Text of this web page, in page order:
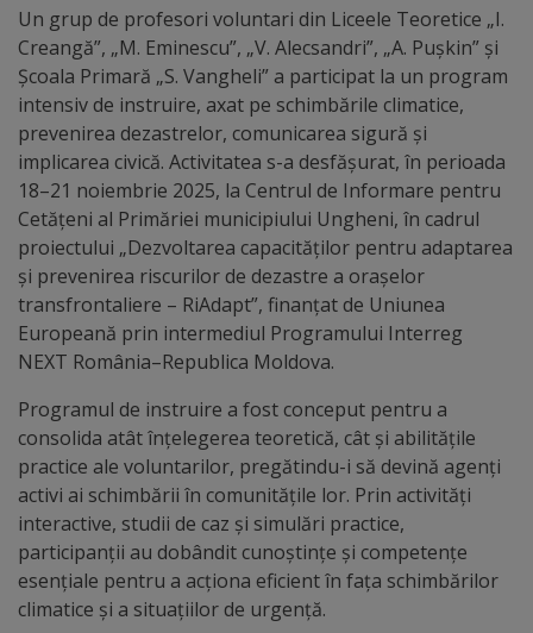
ai
titlului
„Merite
pentru
Ungheni”
Diplome
de
Excelență
Ungheniul
turistic
Obiective
turistice
Sculpturi
Un grup de profesori voluntari din Liceele Teoretice „I.
Creangă”, „M. Eminescu”, „V. Alecsandri”, „A. Pușkin” și
Școala Primară „S. Vangheli” a participat la un program
intensiv de instruire, axat pe schimbările climatice,
prevenirea dezastrelor, comunicarea sigură și
implicarea civică. Activitatea s-a desfășurat, în perioada
18–21 noiembrie 2025, la Centrul de Informare pentru
Cetățeni al Primăriei municipiului Ungheni, în cadrul
proiectului „Dezvoltarea capacităților pentru adaptarea
și prevenirea riscurilor de dezastre a orașelor
transfrontaliere – RiAdapt”, finanțat de Uniunea
Europeană prin intermediul Programului Interreg
NEXT România–Republica Moldova.
Programul de instruire a fost conceput pentru a
consolida atât înțelegerea teoretică, cât și abilitățile
practice ale voluntarilor, pregătindu-i să devină agenți
activi ai schimbării în comunitățile lor. Prin activități
interactive, studii de caz și simulări practice,
participanții au dobândit cunoștințe și competențe
esențiale pentru a acționa eficient în fața schimbărilor
climatice și a situațiilor de urgență.